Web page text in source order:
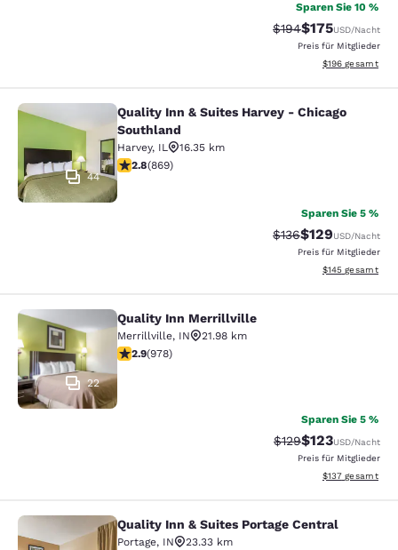
Sparen Sie 10 %
Durchgestrichener
$194Vergünstigter
$175USD/Nacht
Preis für Mitglieder
Geschätzte
$196 gesamt
Quality Inn & Suites Harvey -
44
Quality Inn & Suites Harvey - Chicago
Southland
Harvey, IL
16.35 km
2.82-Sterne-Bewertung. Mittelmäßig. 869
2.8(869)
Sparen Sie 5 %
Durchgestrichener
$136Vergünstigter
$129USD/Nacht
Preis für Mitglieder
Geschätzte
$145 gesamt
Quality Inn Merrillville
22
Quality Inn Merrillville
Merrillville, IN
21.98 km
2.9-Sterne-Bewertung. Mittelmäßig. 978 Bewertungen
2.9(978)
Sparen Sie 5 %
Durchgestrichener
$129Vergünstigter
$123USD/Nacht
Preis für Mitglieder
Geschätzte
$137 gesamt
Quality Inn & Suites Portage Central
Quality Inn & Suites Portage Central
Portage, IN
23.33 km